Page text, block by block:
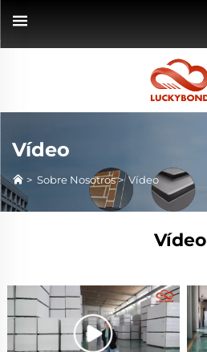
Vídeo
> Sobre Nosotros>Vídeo
Vídeo